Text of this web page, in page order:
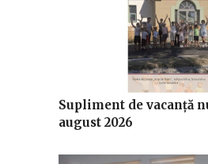
Supliment de vacanță
august 2026